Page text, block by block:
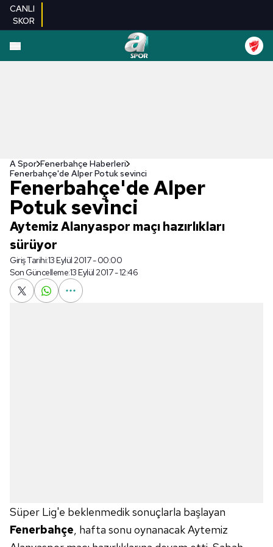
CANLI
SKOR
A Spor Fenerbahçe Haberleri
Fenerbahçe'de Alper Potuk sevinci
Fenerbahçe'de Alper
Potuk sevinci
Aytemiz Alanyaspor maçı hazırlıkları
sürüyor
Giriş Tarihi:13 Eylül 2017 - 00:00
Son Güncelleme:13 Eylül 2017 - 12:46
Süper Lig'e beklenmedik sonuçlarla başlayan
Fenerbahçe, hafta sonu oynanacak Aytemiz